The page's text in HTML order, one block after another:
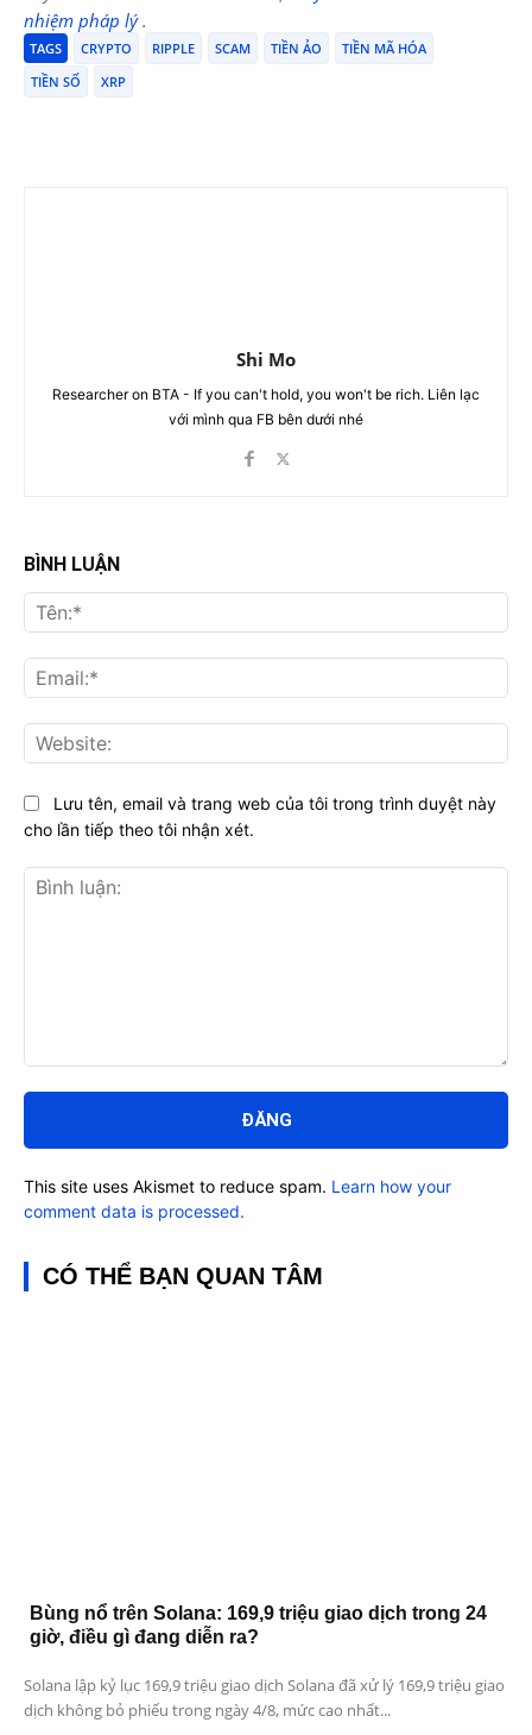
nhiệm pháp lý.
TAGS CRYPTO RIPPLE SCAM TIỀN ẢO
TIỀN MÃ HÓA
TIỀN SỐ
XRP
Shi Mo
Researcher on BTA - If you can't hold, you won't be rich. Liên lạc
với mình qua FB bên dưới nhé
BÌNH LUẬN
luận:
Lưu tên, email và trang web của tôi trong trình duyệt này
cho lần tiếp theo tôi nhận xét.
This site uses Akismet to reduce spam. Learn how your
comment data is processed.
CÓ THỂ BẠN QUAN TÂM
Bùng nổ trên Solana: 169,9 triệu giao dịch trong 24
giờ, điều gì đang diễn ra?
Solana lập kỷ lục 169,9 triệu giao dịch Solana đã xử lý 169,9 triệu giao
dịch không bỏ phiếu trong ngày 4/8, mức cao nhất...